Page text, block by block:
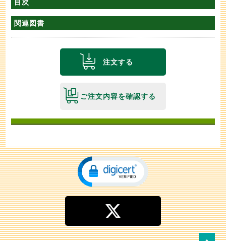
目次
関連図書
注文する
ご注文内容を確認する